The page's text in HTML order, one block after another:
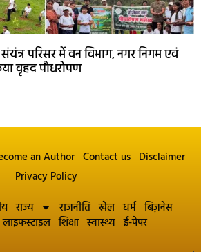
परिसर में वन विभाग, नगर निगम एवं
वृहद पौधरोपण
an Author Contact us Disclaimer
Privacy Policy
राज्य राजनीति खेल धर्म बिज़नेस
लाइफस्टाइल शिक्षा स्वास्थ्य ई-पेपर